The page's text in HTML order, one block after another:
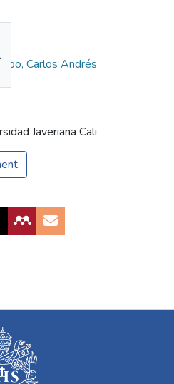
Carlos Andrés
Javeriana Cali